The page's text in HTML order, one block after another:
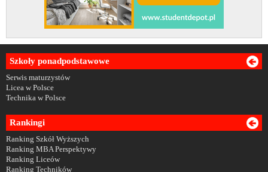
Szkoły ponadpodstawowe
Serwis maturzystów
Licea w Polsce
Technika w Polsce
Rankingi
Ranking Szkół Wyższych
Ranking MBA Perspektywy
Ranking Liceów
Ranking Techników